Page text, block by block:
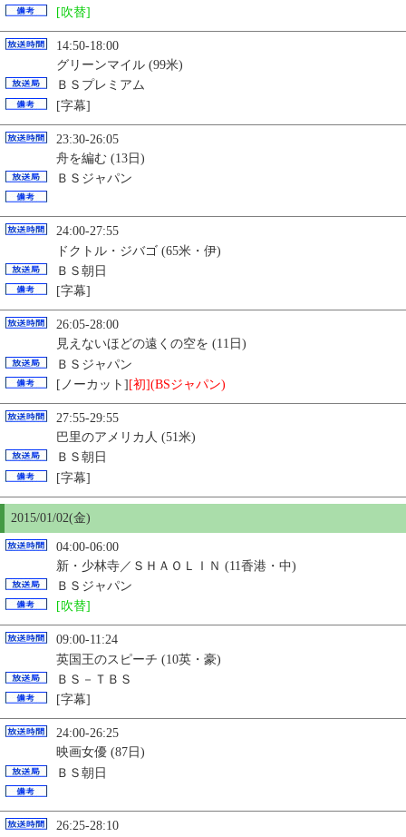
[吹替]
14:50-18:00
グリーンマイル (99米)
ＢＳプレミアム
[字幕]
23:30-26:05
舟を編む (13日)
ＢＳジャパン
24:00-27:55
ドクトル・ジバゴ (65米・伊)
ＢＳ朝日
[字幕]
26:05-28:00
見えないほどの遠くの空を (11日)
ＢＳジャパン
[ノーカット] [初](BSジャパン)
27:55-29:55
巴里のアメリカ人 (51米)
ＢＳ朝日
[字幕]
2015/01/02(金)
04:00-06:00
新・少林寺／ＳＨＡＯＬＩＮ (11香港・中)
ＢＳジャパン
[吹替]
09:00-11:24
英国王のスピーチ (10英・豪)
ＢＳ－ＴＢＳ
[字幕]
24:00-26:25
映画女優 (87日)
ＢＳ朝日
26:25-28:10